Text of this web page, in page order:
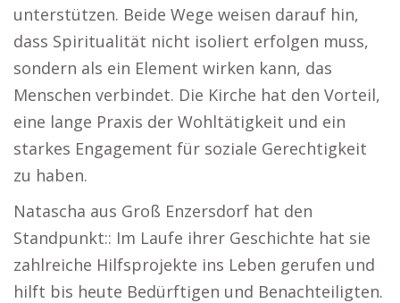
unterstützen. Beide Wege weisen darauf hin,
dass Spiritualität nicht isoliert erfolgen muss,
sondern als ein Element wirken kann, das
Menschen verbindet. Die Kirche hat den Vorteil,
eine lange Praxis der Wohltätigkeit und ein
starkes Engagement für soziale Gerechtigkeit
zu haben.
Natascha aus Groß Enzersdorf hat den
Standpunkt:: Im Laufe ihrer Geschichte hat sie
zahlreiche Hilfsprojekte ins Leben gerufen und
hilft bis heute Bedürftigen und Benachteiligten.